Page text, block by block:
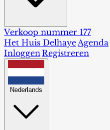
Verkoop nummer 177
Het Huis DelhayeAgenda
InloggenRegistreren
Nederlands